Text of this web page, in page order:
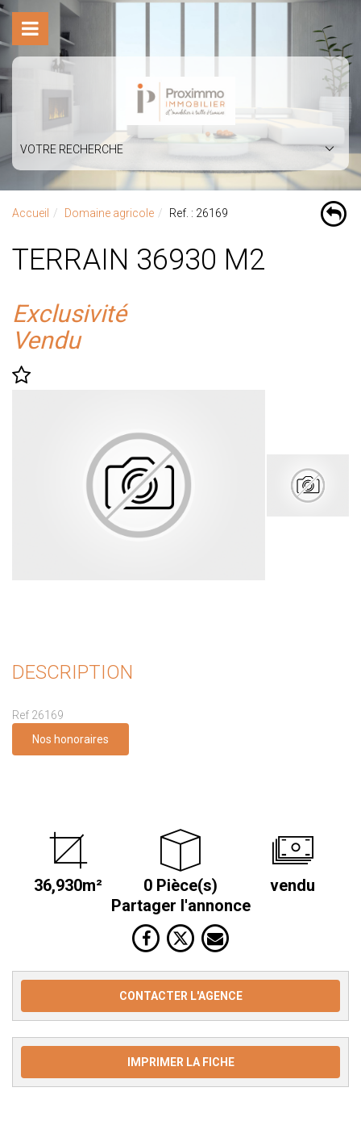
VOTRE RECHERCHE
Accueil Domaine agricole Ref. : 26169
TERRAIN 36930 M2
Exclusivité
Vendu
DESCRIPTION
Ref 26169
Nos honoraires
36,930m² 0 Pièce(s)
vendu
Partager l'annonce
CONTACTER L'AGENCE
IMPRIMER LA FICHE